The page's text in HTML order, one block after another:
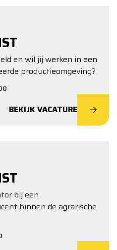
en wil jij werken in een
productieomgeving?
BEKIJK VACATURE
bij een
binnen de agrarische